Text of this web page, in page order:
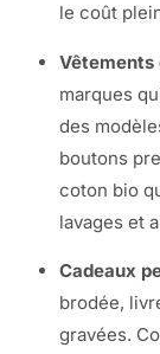
le coût
Vêtements
marques
des
boutons
coton bio
lavages et
Cadeaux
brodée,
gravées.